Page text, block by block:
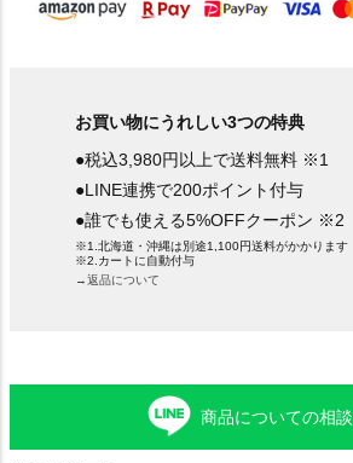
お買い物にうれしい3つの特典
●税込3,980円以上で送料無料 ※1
●LINE連携で200ポイント付与
●誰でも使える5%OFFクーポン ※2
※1.北海道・沖縄は別途1,100円送料がかかります
※2.カートに自動付与
→返品について
商品についての相